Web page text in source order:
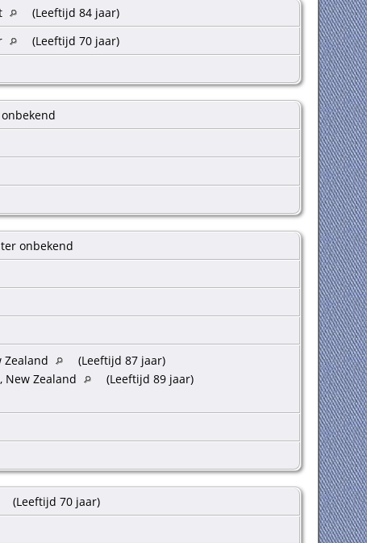
(Leeftijd 84 jaar)
(Leeftijd 70 jaar)
onbekend
Zealand
(Leeftijd 87 jaar)
Zealand
(Leeftijd 89 jaar)
(Leeftijd 70 jaar)